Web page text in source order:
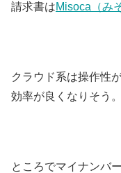
請求書はMisoca（み
クラウド系は操作性
効率が良くなりそう。
ところでマイナンバ